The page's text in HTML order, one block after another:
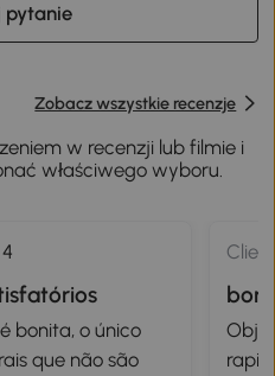
pytanie
Zobacz wszystkie recenzje
w recenzji lub filmie i
właściwego wyboru.
4
bonita, o único
que não são
Objet